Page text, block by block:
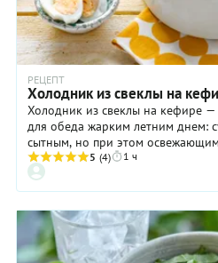
РЕЦЕПТ
Холодник из свеклы на
Холодник из свеклы на кефире
для обеда жарким летним днем:
сытным, но при этом
может стать прекрасной
окрошке, которая, при всем
наскучить. Холодник еще и
аппетитным: свекла в
ярко-розовый цвет. Дополняет
укропа с луком) и белый с
эффектно и очень-очень вкусно!
5 (4) 1 ч